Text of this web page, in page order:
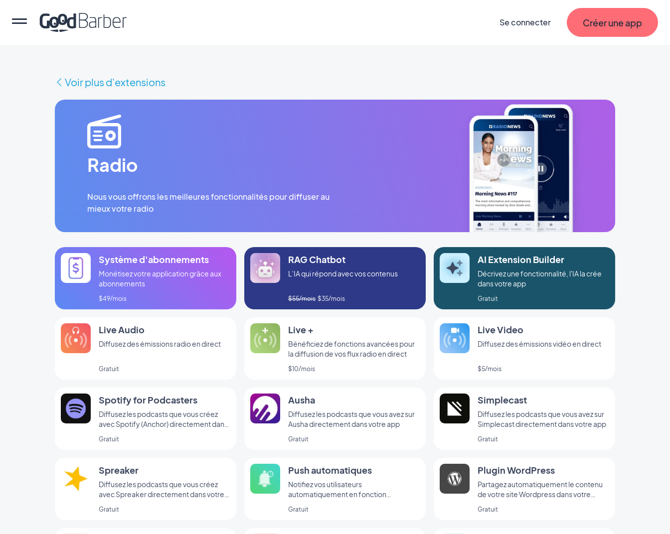
Se connecter Créer une app
Voir plus d'extensions
Radio
Nous vous offrons les meilleures fonctionnalités pour diffuser au
mieux votre radio
Live Audio
Diffusez des émissions radio en direct
Gratuit
Live +
Bénéficiez de fonctions avancées pour
la diffusion de vos flux radio en direct
$10/mois
Live Video
Diffusez des émissions vidéo en direct
$5/mois
Spotify for Podcasters
Diffusez les podcasts que vous créez
avec Spotify (Anchor) directement dans
Gratuit
Ausha
Diffusez les podcasts que vous avez sur
Ausha directement dans votre app
Gratuit
Simplecast
Diffusez les podcasts que vous avez sur
Simplecast directement dans votre app
Gratuit
Spreaker
Diffusez les podcasts que vous créez
avec Spreaker directement dans votre
Gratuit
Système d'abonnements
Monétisez votre application grâce aux
abonnements
$49/mois
Push automatiques
Notifiez vos utilisateurs
automatiquement en fonction
Gratuit
Plugin WordPress
Partagez automatiquement le contenu
de votre site Wordpress dans votre
Wordpress
Gratuit
RAG Chatbot
L’IA qui répond avec vos contenus
$55/mois $35/mois
AI Extension Builder
Décrivez une fonctionnalité, l'IA la crée
dans votre app
Gratuit